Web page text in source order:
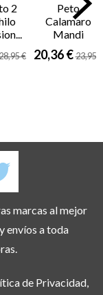
2
€
Peto
Calamaro
Mandi
20,36 €23,95 €
marcas al mejor
envíos a toda
de Privacidad